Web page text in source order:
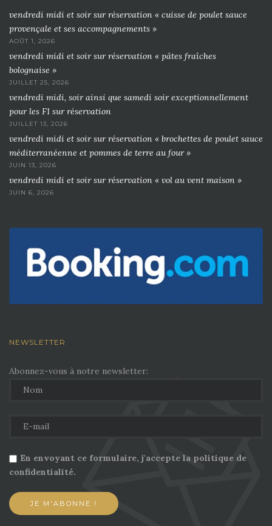
vendredi midi et soir sur réservation « cuisse de poulet sauce
provençale et ses accompagnements »
AOÛT 1, 2026
vendredi midi et soir sur réservation « pâtes fraîches
bolognaise »
JUILLET 25, 2026
vendredi midi, soir ainsi que samedi soir exceptionnellement
pour les F1 sur réservation
JUILLET 13, 2026
vendredi midi et soir sur réservation « brochettes de poulet sauce
méditerranéenne et pommes de terre au four »
JUIN 13, 2026
vendredi midi et soir sur réservation « vol au vent maison »
JUIN 6, 2026
NEWSLETTER
Abonnez-vous à notre newsletter:
En envoyant ce formulaire, j'accepte la politique de
confidentialité.